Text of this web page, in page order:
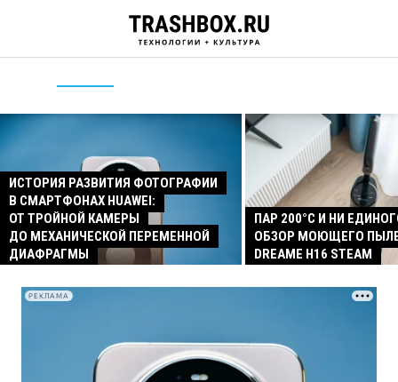
ИСТОРИЯ РАЗВИТИЯ ФОТОГРАФИИ
В СМАРТФОНАХ HUAWEI:
ОТ ТРОЙНОЙ КАМЕРЫ
ДО МЕХАНИЧЕСКОЙ ПЕРЕМЕННОЙ
ДИАФРАГМЫ
ПАР 200°C И НИ
ОБЗОР МОЮЩЕГО
DREAME H16 STEAM
РЕКЛАМА